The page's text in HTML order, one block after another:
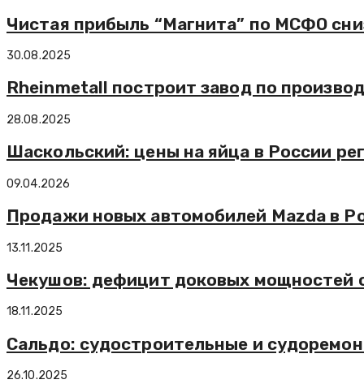
Чистая прибыль “Магнита” по МСФО
30.08.2025
Rheinmetall построит завод по
28.08.2025
Шаскольский: цены на яйца в России
09.04.2026
Продажи новых автомобилей Mazda в
13.11.2025
Чекушов: дефицит доковых мощностей
18.11.2025
Сальдо: судостроительные и
26.10.2025